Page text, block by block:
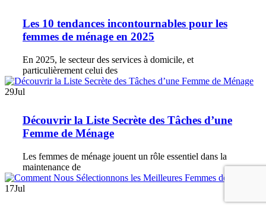
Les 10 tendances incontournables pour les
femmes de ménage en 2025
En 2025, le secteur des services à domicile, et
particulièrement celui des
29Jul
Découvrir la Liste Secrète des Tâches d’une
Femme de Ménage
Les femmes de ménage jouent un rôle essentiel dans la
maintenance de
17Jul